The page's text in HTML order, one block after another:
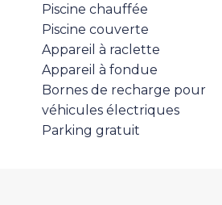
Piscine chauffée
Piscine couverte
Appareil à raclette
Appareil à fondue
Bornes de recharge pour
véhicules électriques
Parking gratuit